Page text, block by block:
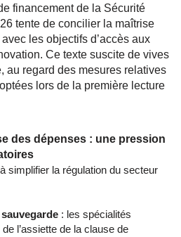
financement de la Sécurité
tente de concilier la maîtrise
les objectifs d’accès aux
Ce texte suscite de vives
au regard des mesures relatives
lors de la première lecture
des dépenses : une pression
simplifier la régulation du secteur
: les spécialités
l’assiette de la clause de